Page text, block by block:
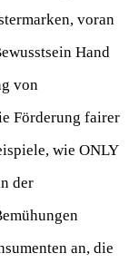
voran
Hand
von
Förderung fairer
wie ONLY
der
an, die